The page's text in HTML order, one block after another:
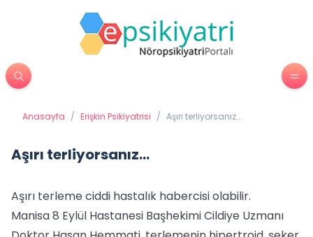
Anasayfa / Erişkin Psikiyatrisi / Aşırı terliyorsanız...
Aşırı terliyorsanız...
Aşırı terleme ciddi hastalık habercisi olabilir.
Manisa 8 Eylül Hastanesi Başhekimi Cildiye Uzmanı